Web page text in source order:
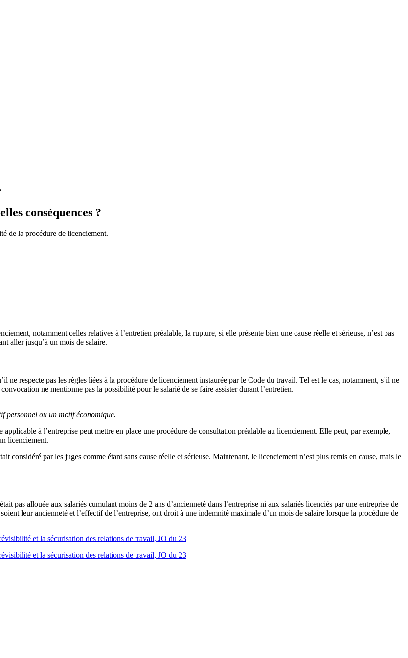
conséquences ?
de la procédure de licenciement.
notamment celles relatives à l’entretien préalable, la rupture, si elle présente bien une cause réelle et sérieuse, n’est pas
aller jusqu’à un mois de salaire.
ne respecte pas les règles liées à la procédure de licenciement instaurée par le Code du travail. Tel est le cas, notamment, s’il ne
ne mentionne pas la possibilité pour le salarié de se faire assister durant l’entretien.
personnel ou un motif économique.
à l’entreprise peut mettre en place une procédure de consultation préalable au licenciement. Elle peut, par exemple,
licenciement.
considéré par les juges comme étant sans cause réelle et sérieuse. Maintenant, le licenciement n’est plus remis en cause, mais le
pas allouée aux salariés cumulant moins de 2 ans d’ancienneté dans l’entreprise ni aux salariés licenciés par une entreprise de
leur ancienneté et l’effectif de l’entreprise, ont droit à une indemnité maximale d’un mois de salaire lorsque la procédure de
et la sécurisation des relations de travail, JO du 23
et la sécurisation des relations de travail, JO du 23